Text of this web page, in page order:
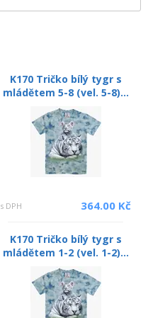
K170 Tričko bílý tygr s
mládětem 5-8 (vel. 5-8)...
s DPH 364.00 Kč
K170 Tričko bílý tygr s
mládětem 1-2 (vel. 1-2)...